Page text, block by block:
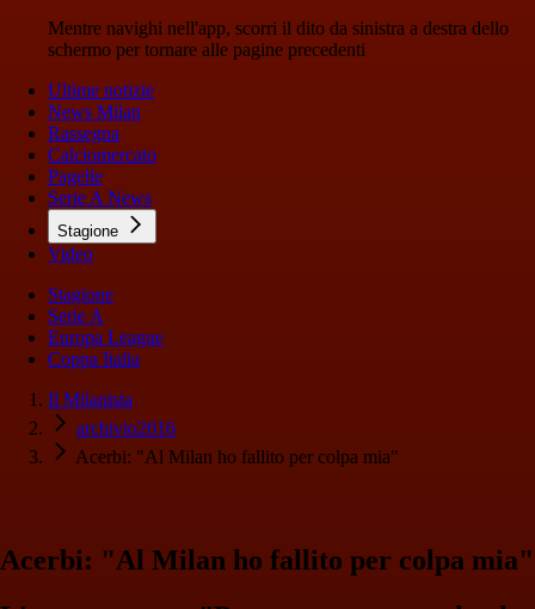
Mentre navighi nell'app, scorri il dito da sinistra a destra dello
schermo per tornare alle pagine precedenti
Ultime notizie
News Milan
Rassegna
Calciomercato
Pagelle
Serie A News
Stagione
Video
Stagione
Serie A
Europa League
Coppa Italia
Il Milanista
archivio2016
Acerbi: "Al Milan ho fallito per colpa mia"
Acerbi: "Al Milan ho fallito per colpa mia"